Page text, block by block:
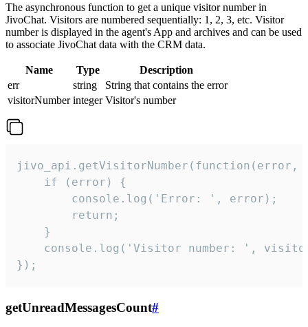
The asynchronous function to get a unique visitor number in
JivoChat. Visitors are numbered sequentially: 1, 2, 3, etc. Visitor
number is displayed in the agent's App and archives and can be used
to associate JivoChat data with the CRM data.
Name Type
Description
err
string
String that contains the error
visitorNumber integer Visitor's number
jivo_api.getVisitorNumber(function(error,
    if (error) {
        console.log('Error: ', error);
        return;
    }
console.log('Visitor number: ',
});
getUnreadMessagesCount#